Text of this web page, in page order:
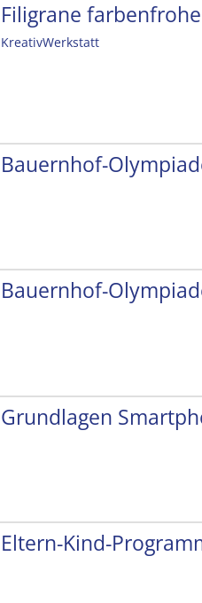
Filigrane
KreativWerkstatt
Bauernhof-
Bauernhof-
Grundlagen
Eltern-Kind-